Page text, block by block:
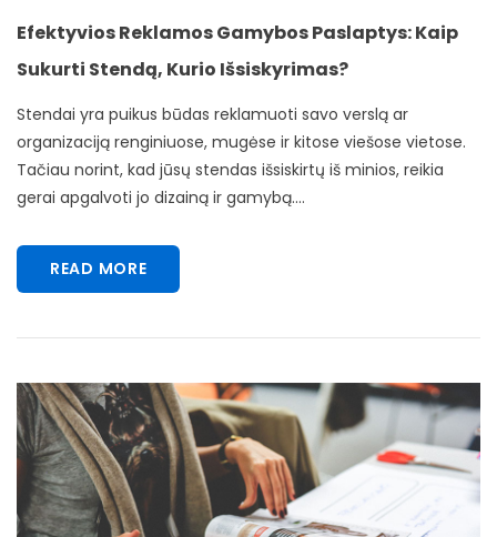
Efektyvios Reklamos Gamybos Paslaptys: Kaip
Sukurti Stendą, Kurio Išsiskyrimas?
Stendai yra puikus būdas reklamuoti savo verslą ar
organizaciją renginiuose, mugėse ir kitose viešose vietose.
Tačiau norint, kad jūsų stendas išsiskirtų iš minios, reikia
gerai apgalvoti jo dizainą ir gamybą....
READ MORE